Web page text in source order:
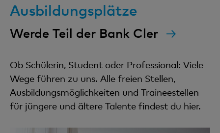
Ausbildungsplätze
Werde Teil der Bank Cler
Ob Schülerin, Student oder Professional: Viele
Wege führen zu uns. Alle freien Stellen,
Ausbildungsmöglichkeiten und Traineestellen
für jüngere und ältere Talente findest du hier.